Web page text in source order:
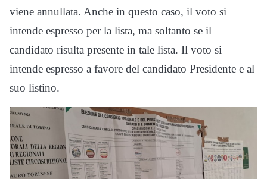
viene annullata. Anche in questo caso, il voto si
intende espresso per la lista, ma soltanto se il
candidato risulta presente in tale lista. Il voto si
intende espresso a favore del candidato Presidente e al
suo listino.